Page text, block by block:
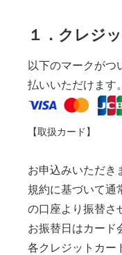
１．クレジ
以下のマークがつ
払いいただけます。
【取扱カード】
お申込みいただき
規約に基づいて通
の口座より振替さ
お振替日はカード
各クレジットカー